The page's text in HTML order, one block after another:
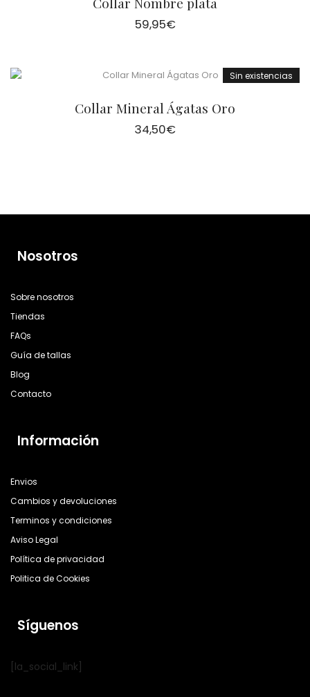
59,95€
Sin existencias
Collar Mineral Ágatas Oro
34,50€
Nosotros
Sobre nosotros
Tiendas
FAQs
Guía de tallas
Blog
Contacto
Información
Envios
Cambios y devoluciones
Terminos y condiciones
Aviso Legal
Política de privacidad
Politica de Cookies
Síguenos
[la_social_link]